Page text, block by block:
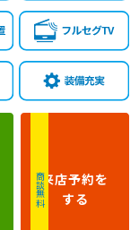
商談無料来店予約を
する